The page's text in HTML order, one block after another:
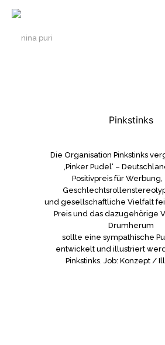
Pinkstinks
Die Organisation Pinkstinks
‚Pinker Pudel‘ –
Positivpreis für
und gesellschaftliche Vielfalt
Preis und das dazugehörige
Drumherum
sollte eine sympathische
entwickelt und illustriert
Pinkstinks. Job: Konzept /